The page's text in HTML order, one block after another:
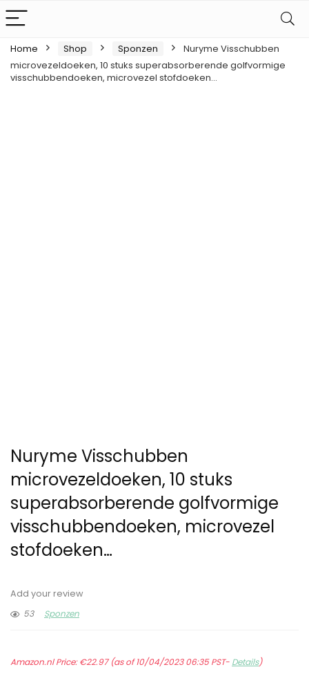
Home Shop Sponzen
Nuryme Visschubben
microvezeldoeken, 10 stuks superabsorberende golfvormige
visschubbendoeken, microvezel stofdoeken…
Nuryme Visschubben
microvezeldoeken, 10 stuks
superabsorberende golfvormige
visschubbendoeken, microvezel
stofdoeken…
Add your review
53
Sponzen
Amazon.nl Price:€22.97(as of 10/04/2023 06:35 PST- Details)